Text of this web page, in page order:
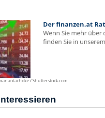
Der finanzen.at
Wenn Sie mehr über
finden Sie in
/ Shutterstock.com